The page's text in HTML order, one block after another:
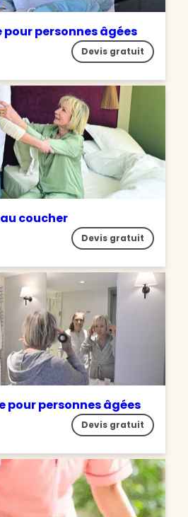
personnes âgées
Devis gratuit
coucher
Devis gratuit
pour personnes âgées
Devis gratuit